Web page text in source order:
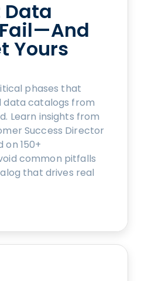
Data
Yours
phases that
data catalogs from
Learn insights from
Success Director
150+
common pitfalls
that drives real